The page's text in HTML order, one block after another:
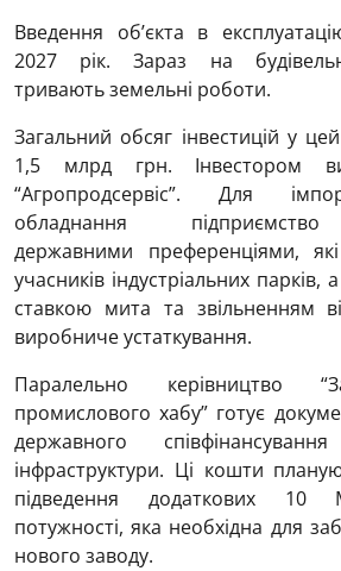
Введення об’єкта в
2027 рік. Зараз на
тривають земельні роботи.
Загальний обсяг інвестицій у
1,5 млрд грн. Інвестором
“Агропродсервіс”. Для
обладнання підприємство
державними преференціями,
учасників індустріальних
ставкою мита та звільненням
виробниче устаткування.
Паралельно керівництво
промислового хабу” готує
державного
інфраструктури. Ці кошти
підведення додаткових 10
потужності, яка необхідна для
нового заводу.